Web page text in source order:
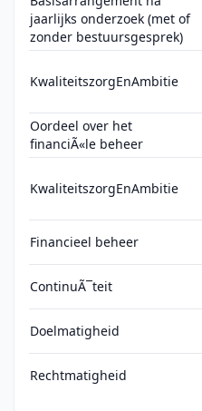
jaarlijks onderzoek (met of
zonder bestuursgesprek)
KwaliteitszorgEnAmbitie
Oordeel over het
financiÃ«le beheer
KwaliteitszorgEnAmbitie
Financieel beheer
ContinuÃ¯teit
Doelmatigheid
Rechtmatigheid